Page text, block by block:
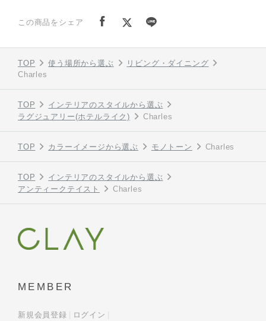
この商品をシェア
TOP 使う場所から選ぶ
リビング・ダイニング
Charles
TOP
インテリアのスタイルから選ぶ
ラグジュアリー(ホテルライク)
Charles
TOP カラーイメージから選ぶ モノトーン Charles
TOP
インテリアのスタイルから選ぶ
アンティークテイスト
Charles
MEMBER
新規会員登録 ログイン